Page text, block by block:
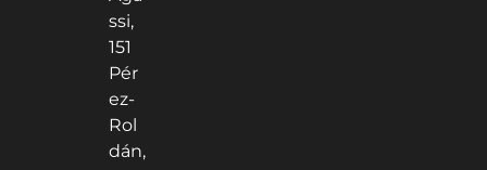
ssi,
151
Pér
ez-
Rol
dán,